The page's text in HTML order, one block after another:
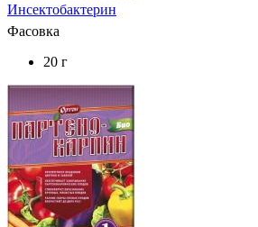
Инсектобактерин
Фасовка
20 г